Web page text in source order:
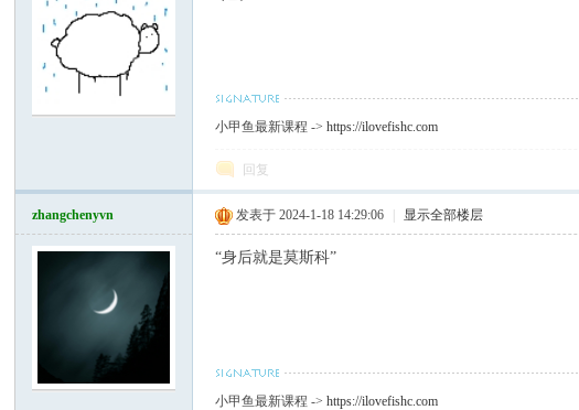
小甲鱼最新课程 ->https://ilovefishc.com
回复
zhangchenyvn 发表于 2024-1-18 14:29:06 显示全部楼层
“身后就是莫斯科”
小甲鱼最新课程 ->https://ilovefishc.com